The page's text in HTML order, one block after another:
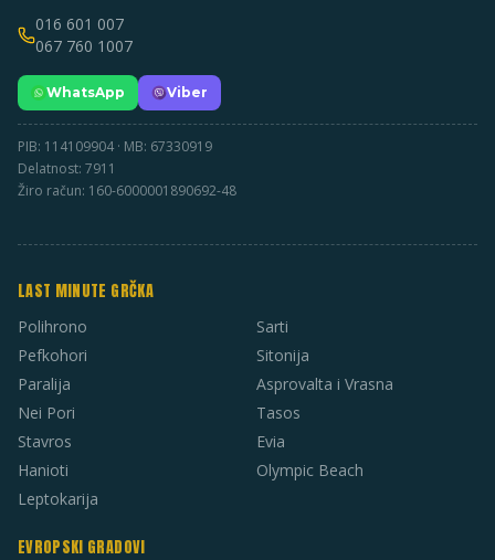
016 601 007
067 760 1007
WhatsApp Viber
PIB: 114109904 · MB: 67330919
Delatnost: 7911
Žiro račun: 160-6000001890692-48
LAST MINUTE GRČKA
Polihrono
Pefkohori
Paralija
Nei Pori
Stavros
Hanioti
Leptokarija
Sarti
Sitonija
Asprovalta i Vrasna
Tasos
Evia
Olympic Beach
EVROPSKI GRADOVI